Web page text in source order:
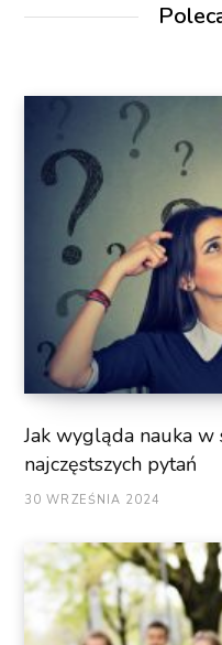
Jak wygląda nauka
najczęstszych pytań
30 WRZEŚNIA 2024